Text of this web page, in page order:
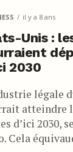
il y a 8 ans
Unis :
2030
légale
atteindre
d’ici 2030,
Cela